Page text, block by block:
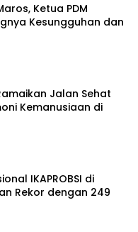
Ketua PDM
Kesungguhan dan
Jalan Sehat
Kemanusiaan di
IKAPROBSI di
Rekor dengan 249